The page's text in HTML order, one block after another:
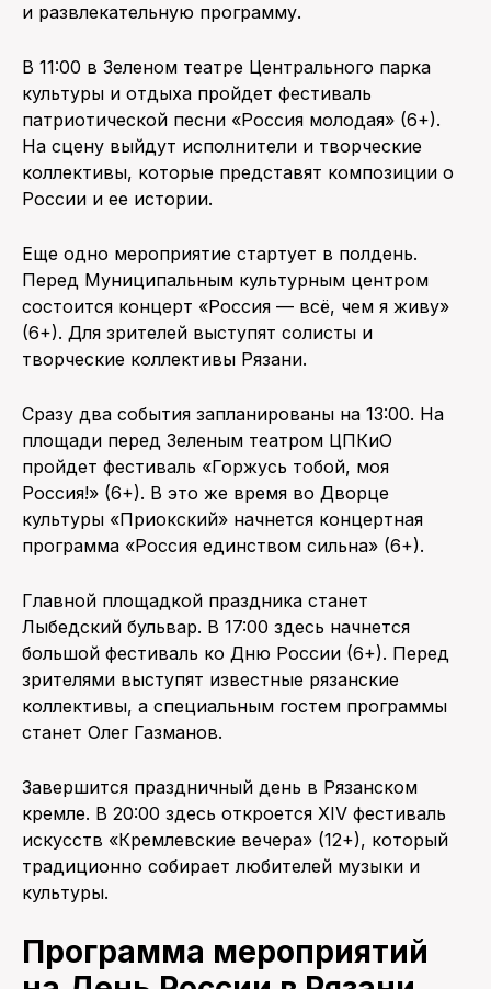
и развлекательную программу.
В 11:00 в Зеленом театре Центрального парка
культуры и отдыха пройдет фестиваль
патриотической песни «Россия молодая» (6+).
На сцену выйдут исполнители и творческие
коллективы, которые представят композиции о
России и ее истории.
Еще одно мероприятие стартует в полдень.
Перед Муниципальным культурным центром
состоится концерт «Россия — всё, чем я живу»
(6+). Для зрителей выступят солисты и
творческие коллективы Рязани.
Сразу два события запланированы на 13:00. На
площади перед Зеленым театром ЦПКиО
пройдет фестиваль «Горжусь тобой, моя
Россия!» (6+). В это же время во Дворце
культуры «Приокский» начнется концертная
программа «Россия единством сильна» (6+).
Главной площадкой праздника станет
Лыбедский бульвар. В 17:00 здесь начнется
большой фестиваль ко Дню России (6+). Перед
зрителями выступят известные рязанские
коллективы, а специальным гостем программы
станет Олег Газманов.
Завершится праздничный день в Рязанском
кремле. В 20:00 здесь откроется XIV фестиваль
искусств «Кремлевские вечера» (12+), который
традиционно собирает любителей музыки и
культуры.
Программа мероприятий